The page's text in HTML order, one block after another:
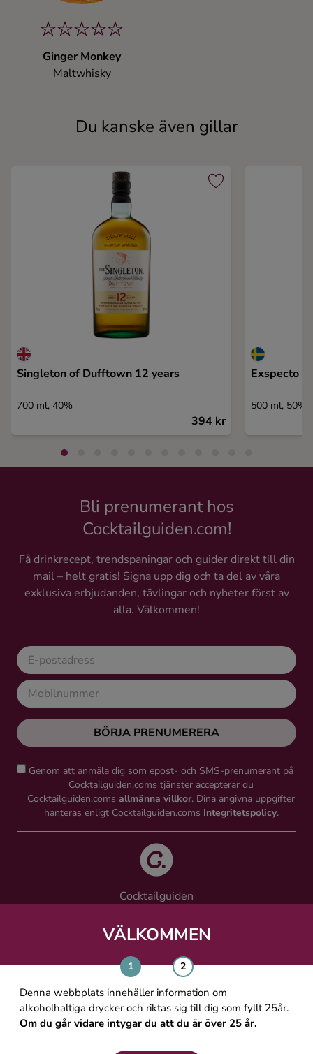
VÄLKOMMEN
Denna webbplats innehåller information om
alkoholhaltiga drycker och riktas sig till dig som fyllt 25år.
Om du går vidare intygar du att du är över 25 år.
Ginger Monkey
Maltwhisky
Du kanske även gillar
Singleton of Dufftown 12 years
700 ml, 40%
394 kr
Exspecto II
500 ml, 50%
Bli prenumerant hos
Cocktailguiden.com!
Få drinkrecept, trendspaningar och guider direkt till din
mail – helt gratis! Signa upp dig och ta del av våra
exklusiva erbjudanden, tävlingar och nyheter först av
alla. Välkommen!
BÖRJA PRENUMERERA
Genom att anmäla dig som epost- och SMS-prenumerant på
Cocktailguiden.coms tjänster accepterar du
Cocktailguiden.coms allmänna villkor. Dina angivna uppgifter
hanteras enligt Cocktailguiden.coms Integritetspolicy.
Cocktailguiden
Västra Järnvägsgatan 21, 111 64 Stockholm